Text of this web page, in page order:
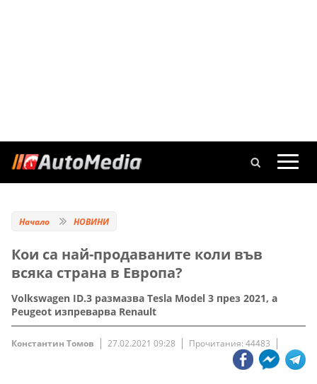
Начало НОВИНИ
Кои са най-продаваните коли във
всяка страна в Европа?
Volkswagen ID.3 размазва Tesla Model 3 през 2021, а
Peugeot изпреварва Renault
Константин Томов 27.02.2021 09:28 Прочитания: 44483